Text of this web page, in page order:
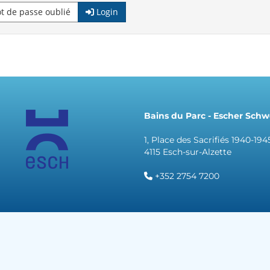
de passe oublié Login
Bains du Parc - Escher
1, Place des Sacrifiés 1940-
4115 Esch-sur-Alzette
+352 2754 7200